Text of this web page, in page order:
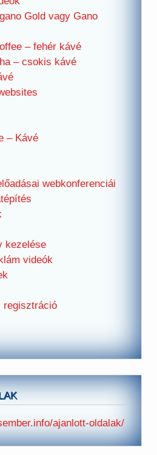
Gold vagy Gano
– fehér kávé
– csokis kávé
– Kávé
webkonferenciái
kezelése
videók
regisztráció
ajanlott-oldalak/